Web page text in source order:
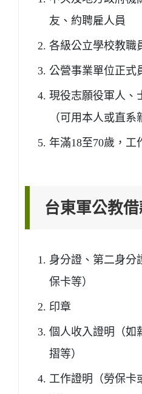
友、約聘雇人員
各級公立學校教職
公營事業單位正式
現役志願役軍人、
（可用本人或直系
年滿18至70歲，工
台東軍公教
身分證、第二身分
保卡等）
印章
個人收入證明（如
摺等）
工作證明（勞保卡